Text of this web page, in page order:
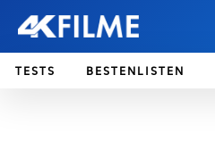
TESTS BESTENLISTEN